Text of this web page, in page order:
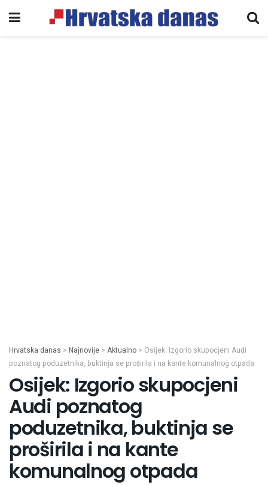
Hrvatska danas > Najnovije > Aktualno > Osijek: Izgorio skupocjeni Audi
poznatog poduzetnika, buktinja se proširila i na kante komunalnog otpada
Osijek: Izgorio skupocjeni
Audi poznatog
poduzetnika, buktinja se
proširila i na kante
komunalnog otpada